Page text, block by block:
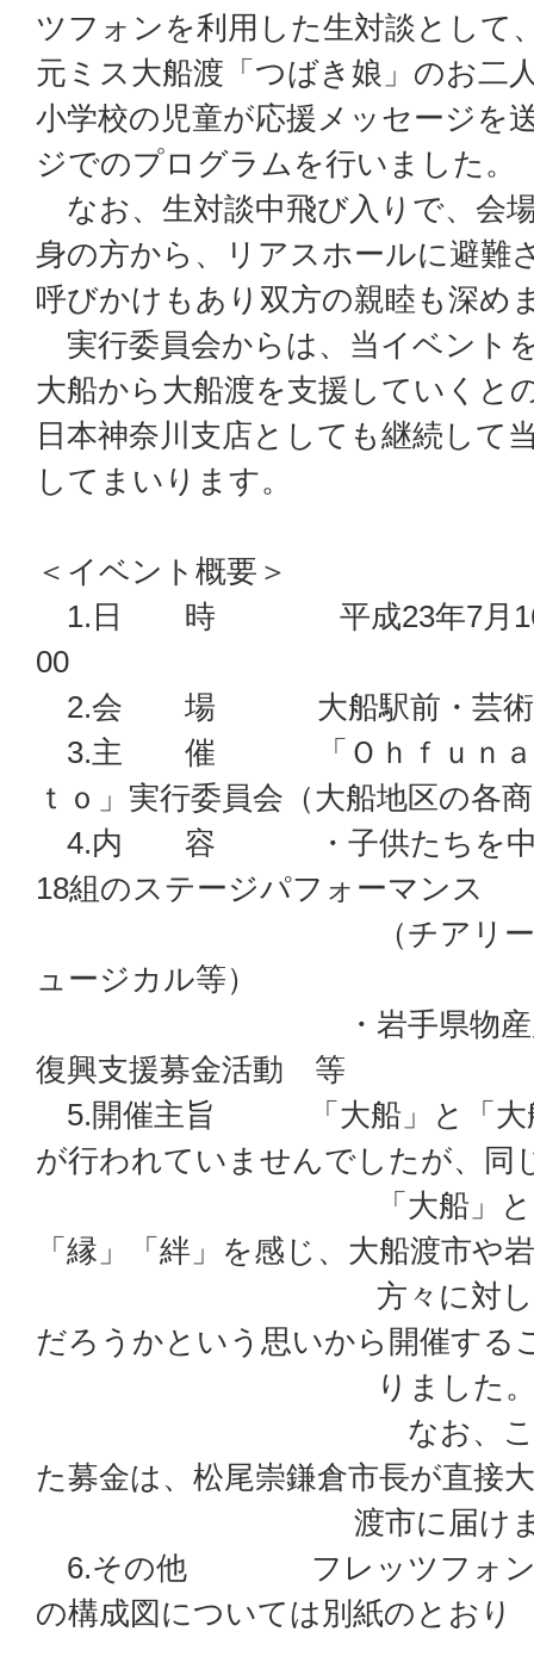
ツフォンを利用した生対談として
元ミス大船渡「つばき娘」のお二
小学校の児童が応援メッセージを
ジでのプログラムを行いました。
なお、生対談中飛び入りで、会
身の方から、リアスホールに避難
呼びかけもあり双方の親睦も深め
実行委員会からは、当イベント
大船から大船渡を支援していくと
日本神奈川支店としても継続して
してまいります。
＜イベント概要＞
1.日 時 平成23年7月16日
00
2.会 場 大船駅前・芸術
3.主 催 「Ｏｈｆｕｎａ
ｔｏ」実行委員会（大船地区の各
4.内 容 ・子供たちを中心
18組のステージパフォーマンス
（チアリーディン
ュージカル等）
・岩手県物産展、岩
復興支援募金活動 等
5.開催主旨 「大船」と「大船
が行われていませんでしたが、同
「大船」という地
「縁」「絆」を感じ、大船渡市や
方々に対して、復
だろうかという思いから開催する
りました
なお、このイベン
た募金は、松尾崇鎌倉市長が直接
渡市に届けま
6.その他 フレッツフォンを
の構成図については別紙のとおり